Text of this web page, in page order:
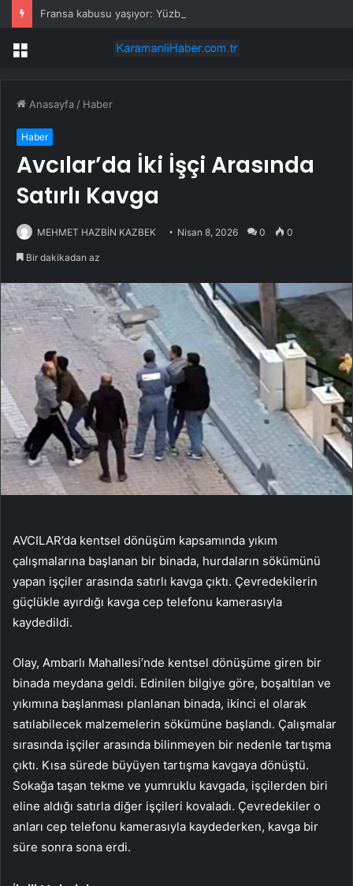
Menü
Anasayfa / Haber
Haber
Avcılar’da İki İşçi Arasında
Satırlı Kavga
MEHMET HAZBİN KAZBEK Nisan 8, 2026 0 0
Bir dakikadan az
AVCILAR’da kentsel dönüşüm kapsamında yıkım
çalışmalarına başlanan bir binada, hurdaların sökümünü
yapan işçiler arasında satırlı kavga çıktı. Çevredekilerin
güçlükle ayırdığı kavga cep telefonu kamerasıyla
kaydedildi.
Olay, Ambarlı Mahallesi’nde kentsel dönüşüme giren bir
binada meydana geldi. Edinilen bilgiye göre, boşaltılan ve
yıkımına başlanması planlanan binada, ikinci el olarak
satılabilecek malzemelerin sökümüne başlandı. Çalışmalar
sırasında işçiler arasında bilinmeyen bir nedenle tartışma
çıktı. Kısa sürede büyüyen tartışma kavgaya dönüştü.
Sokağa taşan tekme ve yumruklu kavgada, işçilerden biri
eline aldığı satırla diğer işçileri kovaladı. Çevredekiler o
anları cep telefonu kamerasıyla kaydederken, kavga bir
süre sonra sona erdi.